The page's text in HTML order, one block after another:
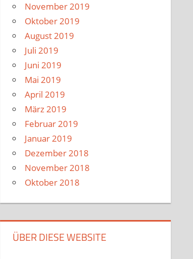
November 2019
Oktober 2019
August 2019
Juli 2019
Juni 2019
Mai 2019
April 2019
März 2019
Februar 2019
Januar 2019
Dezember 2018
November 2018
Oktober 2018
ÜBER DIESE WEBSITE